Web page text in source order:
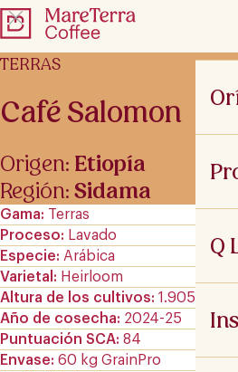
Q
TERRAS
Café Salomon
Origen: Etiopía
Región:Sidama
Gama
Terras
Proceso
Lavado
Especie
Arábica
Varietal
Heirloom
Altura de los cultivos 1.905-2.010
Año de cosecha
2024-25
Puntuación SCA 84
Envase 60 kg GrainPro